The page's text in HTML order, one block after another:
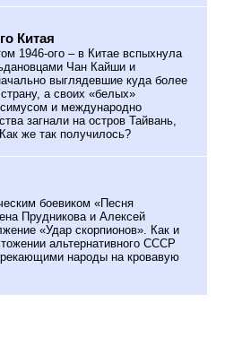
Китая
1946-ого – в Китае вспыхнула
Чан Кайши и
выглядевшие куда более
а своих «белых»
и международно
загнали на остров Тайвань,
же так получилось?
боевиком «Песня
Прудникова и Алексей
«Удар скорпионов». Как и
альтернативного СССР
народы на кровавую